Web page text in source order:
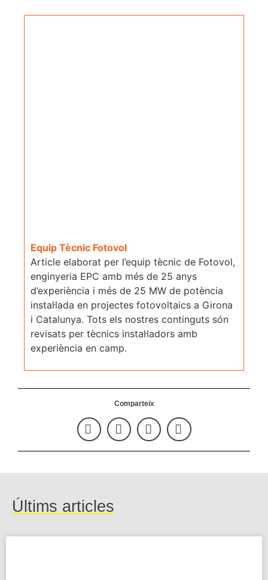
Comparteix
Equip Tècnic Fotovol
Article elaborat per l’equip tècnic de Fotovol,
enginyeria EPC amb més de 25 anys
d’experiència i més de 25 MW de potència
instal·lada en projectes fotovoltaics a Girona
i Catalunya. Tots els nostres continguts són
revisats per tècnics instal·ladors amb
experiència en camp.
Últims articles